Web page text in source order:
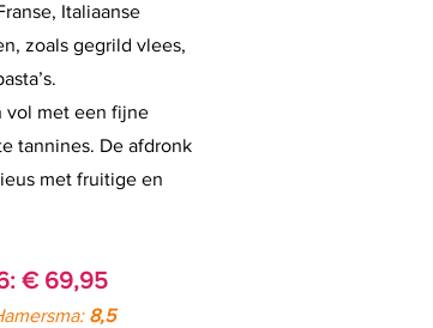
Italiaanse
zoals gegrild vlees,
vol met een fijne
tannines. De afdronk
met fruitige en
€ 69,95
8,5